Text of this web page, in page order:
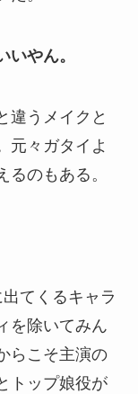
やん。
違うメイクと
元々ガタイよ
のもある。
てくるキャラ
を除いてみん
らこそ主演の
トップ娘役が